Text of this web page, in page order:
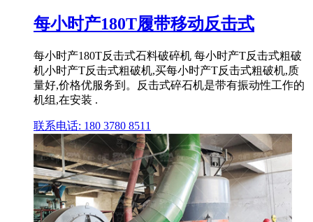
每小时产180T履带移动反击式
每小时产180T反击式石料破碎机 每小时产T反击式粗破
机小时产T反击式粗破机,买每小时产T反击式粗破机,质
量好,价格优服务到。反击式碎石机是带有振动性工作的
机组,在安装 .
联系电话: 180 3780 8511